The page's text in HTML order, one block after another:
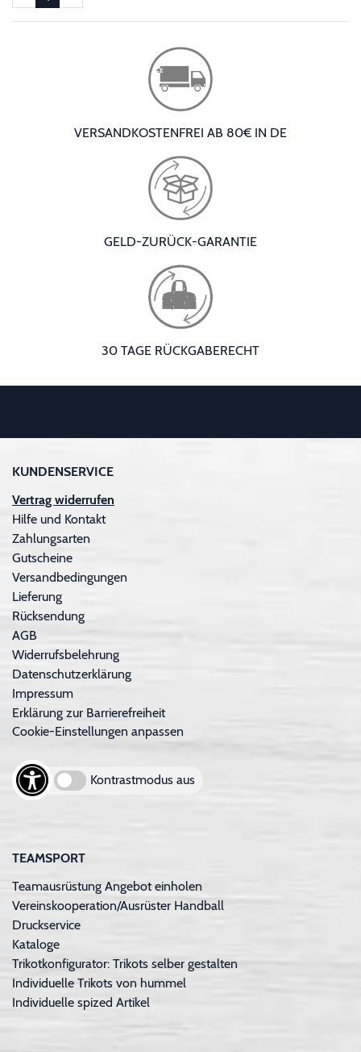
VERSANDKOSTENFREI AB 80€ IN DE
GELD-ZURÜCK-GARANTIE
30 TAGE RÜCKGABERECHT
KUNDENSERVICE
Vertrag widerrufen
Hilfe und Kontakt
Zahlungsarten
Gutscheine
Versandbedingungen
Lieferung
Rücksendung
AGB
Widerrufsbelehrung
Datenschutzerklärung
Impressum
Erklärung zur Barrierefreiheit
Cookie-Einstellungen anpassen
Kontrastmodus aus
TEAMSPORT
Teamausrüstung Angebot einholen
Vereinskooperation/Ausrüster Handball
Druckservice
Kataloge
Trikotkonfigurator: Trikots selber gestalten
Individuelle Trikots von hummel
Individuelle spized Artikel